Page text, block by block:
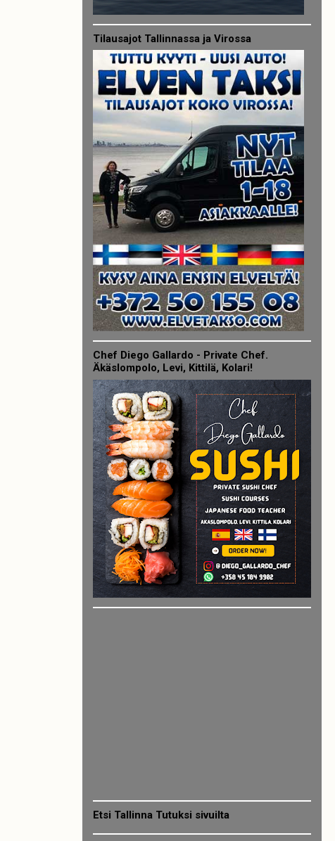
Tilausajot Tallinnassa ja Virossa
Chef Diego Gallardo - Private Chef.
Äkäslompolo, Levi, Kittilä, Kolari!
Etsi Tallinna Tutuksi sivuilta